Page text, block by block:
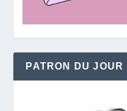
PATRON DU JOUR